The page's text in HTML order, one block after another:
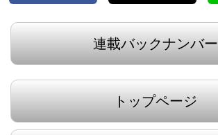
連載バックナンバー
トップページ